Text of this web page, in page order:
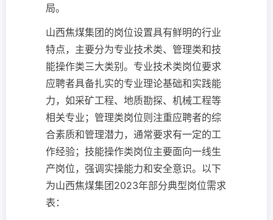
局。
山西焦煤集团的岗位设置具有鲜明的行业
特点，主要分为专业技术类、管理类和技
能操作类三大类别。专业技术类岗位要求
应聘者具备扎实的专业理论基础和实践能
力，如采矿工程、地质勘探、机械工程等
相关专业；管理类岗位则注重应聘者的综
合素质和管理潜力，通常要求有一定的工
作经验；技能操作类岗位主要面向一线生
产岗位，强调实操能力和安全意识。以下
为山西焦煤集团2023年部分典型岗位需求
表：